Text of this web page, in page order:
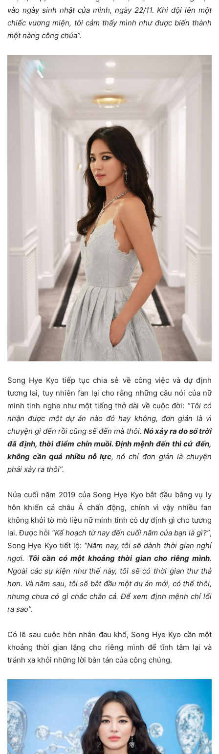
vào ngày sinh nhật của mình, ngày 22/11. Khi đội lên một
chiếc vương miện, tôi cảm thấy mình như được biến thành
một nàng công chúa”.
Song Hye Kyo tiếp tục chia sẻ về công việc và dự định
tương lai, tuy nhiên fan lại cho rằng những câu nói của nữ
minh tinh nghe như một tiếng thở dài về cuộc đời: “Tôi có
nhận được một dự án nào đó hay không, đơn giản là vì
chuyện gì đến rồi cũng sẽ đến mà thôi. Nó xảy ra do số trời
đã định, thời điểm chín muồi. Định mệnh đến thì cứ đến,
không cần quá nhiều nỗ lực, nó chỉ đơn giản là chuyện
phải xảy ra thôi”.
Nửa cuối năm 2019 của Song Hye Kyo bắt đầu bằng vụ ly
hôn khiến cả châu Á chấn động, chính vì vậy nhiều fan
không khỏi tò mò liệu nữ minh tinh có dự định gì cho tương
lai. Được hỏi “Kế hoạch từ nay đến cuối năm của bạn là gì?”,
Song Hye Kyo tiết lộ: “Năm nay, tôi sẽ dành thời gian nghỉ
ngơi. Tôi cần có một khoảng thời gian cho riêng mình.
Ngoài các sự kiện như thế này, tôi sẽ có thời gian thư thả
hơn. Và năm sau, tôi sẽ bắt đầu một dự án mới, có thể thôi,
nhưng chưa có gì chắc chắn cả. Để xem định mệnh chỉ lối
ra sao”.
Có lẽ sau cuộc hôn nhân đau khổ, Song Hye Kyo cần một
khoảng thời gian lặng cho riêng mình để tĩnh tâm lại và
tránh xa khỏi những lời bàn tán của công chúng.